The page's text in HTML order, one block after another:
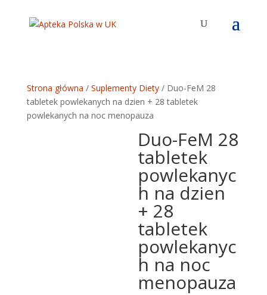
Strona główna / Suplementy Diety/ Duo-FeM 28
tabletek powlekanych na dzien + 28 tabletek
powlekanych na noc menopauza
Duo-FeM 28
tabletek
powlekanyc
h na dzien
+ 28
tabletek
powlekanyc
h na noc
menopauza